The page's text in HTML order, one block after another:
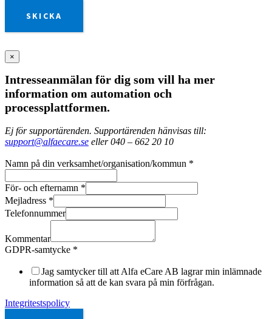
SKICKA
×
Intresseanmälan för dig som vill ha mer
information om automation och
processplattformen.
Ej för supportärenden. Supportärenden hänvisas till:
support@alfaecare.se eller 040 – 662 20 10
Namn på din verksamhet/organisation/kommun *
För- och efternamn *
Mejladress *
Telefonnummer
Kommentar
GDPR-samtycke *
Jag samtycker till att Alfa eCare AB lagrar min inlämnade
information så att de kan svara på min förfrågan.
Integritestspolicy